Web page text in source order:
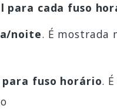
para cada fuso
noite. É mostrada
para fuso horário.